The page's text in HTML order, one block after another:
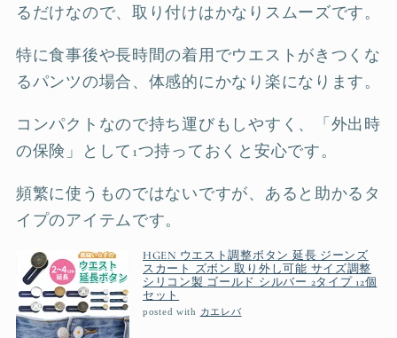
るだけなので、取り付けはかなりスムーズです。
特に食事後や長時間の着用でウエストがきつくな
るパンツの場合、体感的にかなり楽になります。
コンパクトなので持ち運びもしやすく、「外出時
の保険」として1つ持っておくと安心です。
頻繁に使うものではないですが、あると助かるタ
イプのアイテムです。
HGEN ウエスト調整ボタン 延長 ジーンズ
スカート ズボン 取り外し可能 サイズ調整
シリコン製 ゴールド シルバー 2タイプ 12個
セット
posted with カエレバ